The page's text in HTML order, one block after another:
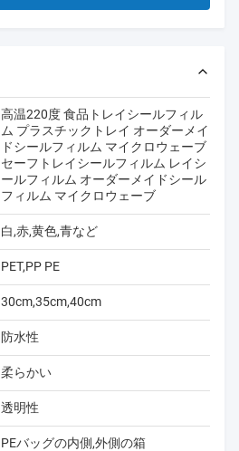
高温220度 食品トレイシールフィル
ム プラスチックトレイ オーダーメイ
ドシールフィルム マイクロウェーブ
セーフトレイシールフィルム レイシ
ールフィルム オーダーメイドシール
フィルム マイクロウェーブ
白,赤,黄色,青など
PET,PP PE
30cm,35cm,40cm
防水性
柔らかい
透明性
PEバッグの内側,外側の箱